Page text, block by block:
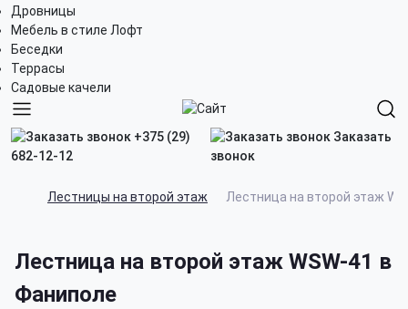
Дровницы
Мебель в стиле Лофт
Беседки
Террасы
Садовые качели
+375 (29)
682-12-12
Заказать
звонок
Лестницы на второй этаж Лестница на второй этаж
Лестница на второй этаж WSW-41 в
Фаниполе